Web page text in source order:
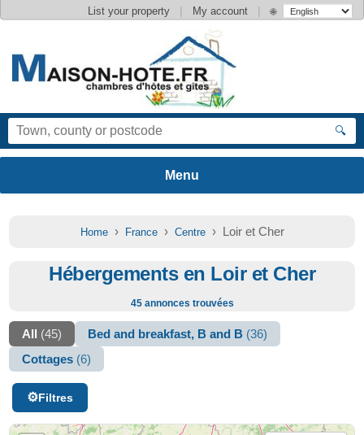
List your property | My account | 🌐
🔍
Home› France› Centre› Loir et Cher
Hébergements en Loir et Cher
45 annonces trouvées
All (45) Bed and breakfast, B and B (36)
Cottages (6)
Filtres